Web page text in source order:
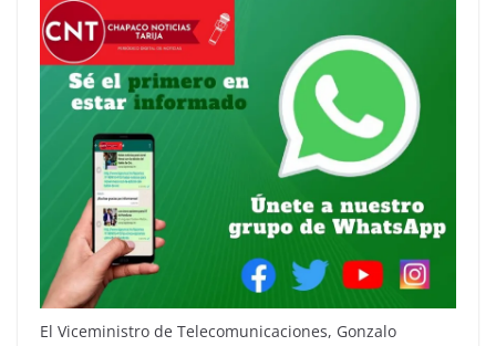
El Viceministro de Telecomunicaciones, Gonzalo